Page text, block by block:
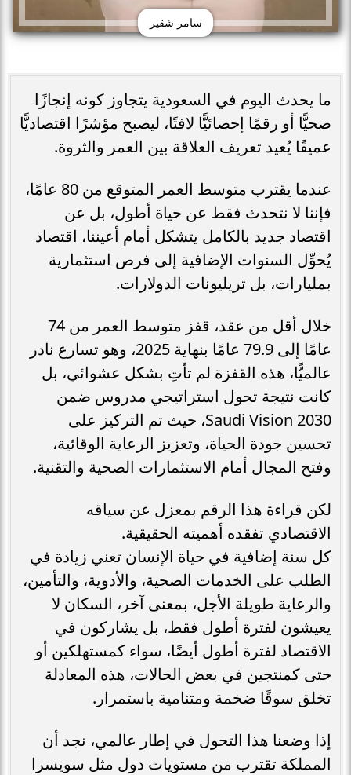
سامر شقير
ما يحدث اليوم في السعودية يتجاوز كونه إنجازًا
صحيًّا أو رقمًا إحصائيًّا لافتًا، ليصبح مؤشرًا اقتصاديًّا
عميقًا يُعيد تعريف العلاقة بين العمر والثروة.
عندما يقترب متوسط العمر المتوقع من 80 عامًا،
فإننا لا نتحدث فقط عن حياة أطول، بل عن
اقتصاد جديد بالكامل يتشكل أمام أعيننا، اقتصاد
يُحوِّل السنوات الإضافية إلى فرص استثمارية
بمليارات، بل تريليونات الدولارات.
خلال أقل من عقد، قفز متوسط العمر من 74
عامًا إلى 79.9 عامًا بنهاية 2025، وهو تسارع نادر
عالميًّا، هذه القفزة لم تأتِ بشكل عشوائي، بل
كانت نتيجة تحول استراتيجي مدروس ضمن
Saudi Vision 2030، حيث تم التركيز على
تحسين جودة الحياة، وتعزيز الرعاية الوقائية،
وفتح المجال أمام الاستثمارات الصحية والتقنية.
لكن قراءة هذا الرقم بمعزل عن سياقه
الاقتصادي تفقده أهميته الحقيقية.
كل سنة إضافية في حياة الإنسان تعني زيادة في
الطلب على الخدمات الصحية، والأدوية، والتأمين،
والرعاية طويلة الأجل، بمعنى آخر، السكان لا
يعيشون لفترة أطول فقط، بل يشاركون في
الاقتصاد لفترة أطول أيضًا، سواء كمستهلكين أو
حتى كمنتجين في بعض الحالات، هذه المعادلة
تخلق سوقًا ضخمة ومتنامية باستمرار.
إذا وضعنا هذا التحول في إطار عالمي، نجد أن
المملكة تقترب من مستويات دول مثل سويسرا